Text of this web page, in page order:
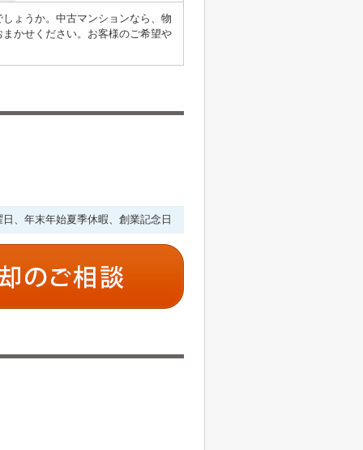
ょうか。中古マンションなら、物
かせください。お客様のご希望や
、年末年始夏季休暇、創業記念日